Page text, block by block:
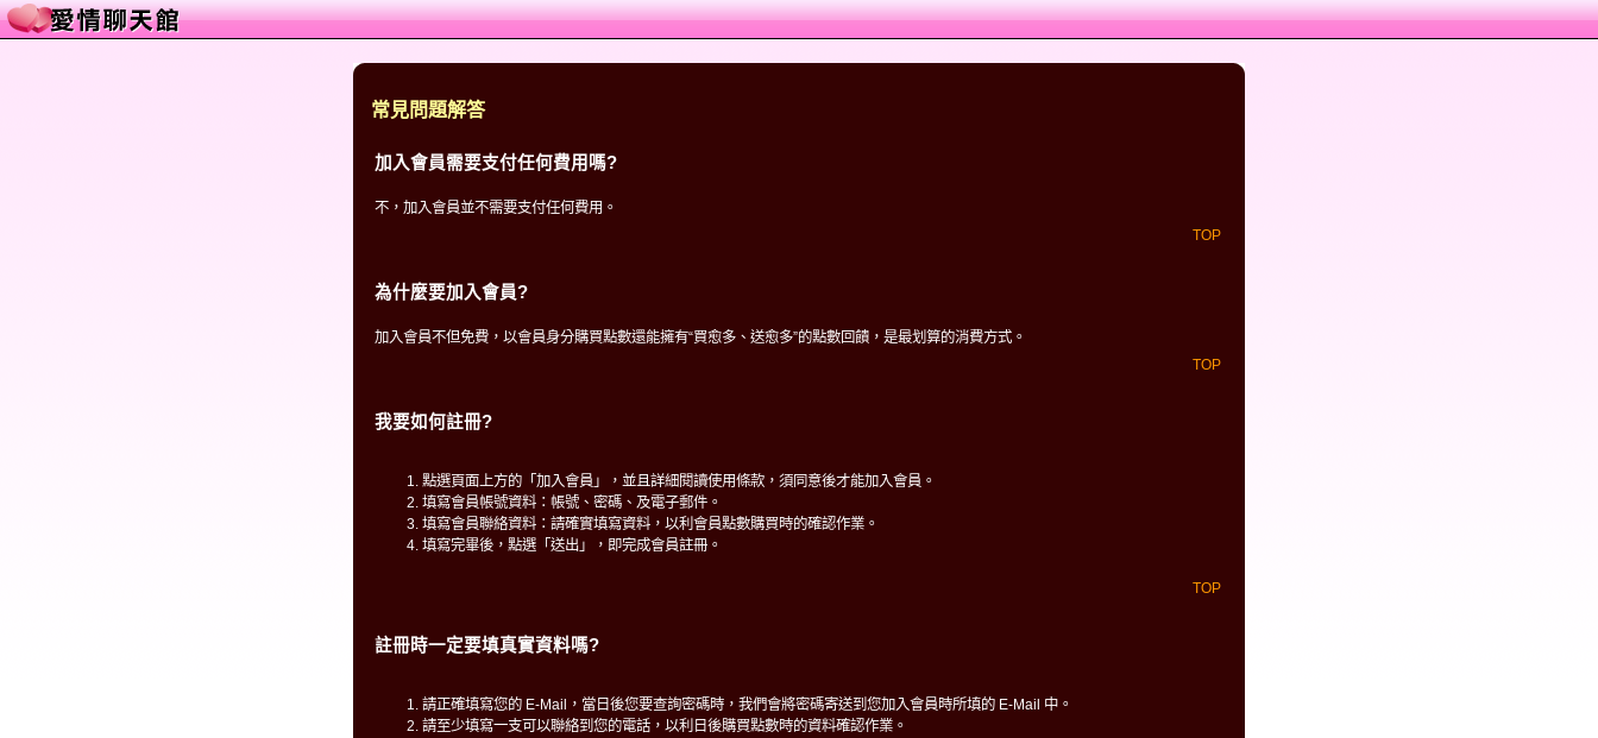
常見問題解答
加入會員需要支付任何費用嗎?
不，加入會員並不需要支付任何費用。
TOP
為什麼要加入會員?
加入會員不但免費，以會員身分購買點數還能擁有“買愈多、送愈多”的點數回饋，是最划算的消費方式。
TOP
我要如何註冊?
點選頁面上方的「加入會員」，並且詳細閱讀使用條款，須同意後才能加入會員。
填寫會員帳號資料：帳號、密碼、及電子郵件。
填寫會員聯絡資料：請確實填寫資料，以利會員點數購買時的確認作業。
填寫完畢後，點選「送出」，即完成會員註冊。
TOP
註冊時一定要填真實資料嗎?
請正確填寫您的 E-Mail，當日後您要查詢密碼時，我們會將密碼寄送到您加入會員時所填的 E-Mail 中。
請至少填寫一支可以聯絡到您的電話，以利日後購買點數時的資料確認作業。